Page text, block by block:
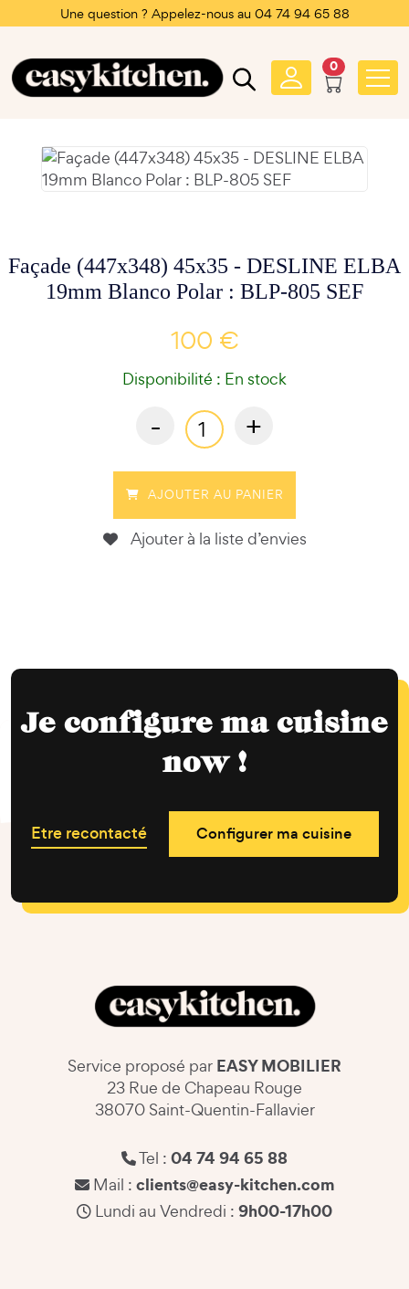
Une question ? Appelez-nous au 04 74 94 65 88
0
Façade (447x348) 45x35 - DESLINE ELBA
19mm Blanco Polar : BLP-805 SEF
100 €
Disponibilité : En stock
- +
AJOUTER AU PANIER
Ajouter à la liste d’envies
Je configure ma cuisine
now !
Etre recontacté Configurer ma cuisine
Service proposé par EASY MOBILIER
23 Rue de Chapeau Rouge
38070 Saint-Quentin-Fallavier
Tel : 04 74 94 65 88
Mail : clients@easy-kitchen.com
Lundi au Vendredi : 9h00-17h00